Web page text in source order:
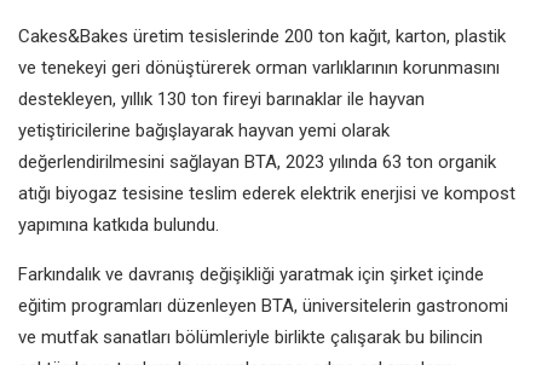
Cakes&Bakes üretim tesislerinde 200 ton kağıt, karton, plastik
ve tenekeyi geri dönüştürerek orman varlıklarının korunmasını
destekleyen, yıllık 130 ton fireyi barınaklar ile hayvan
yetiştiricilerine bağışlayarak hayvan yemi olarak
değerlendirilmesini sağlayan BTA, 2023 yılında 63 ton organik
atığı biyogaz tesisine teslim ederek elektrik enerjisi ve kompost
yapımına katkıda bulundu.
Farkındalık ve davranış değişikliği yaratmak için şirket içinde
eğitim programları düzenleyen BTA, üniversitelerin gastronomi
ve mutfak sanatları bölümleriyle birlikte çalışarak bu bilincin